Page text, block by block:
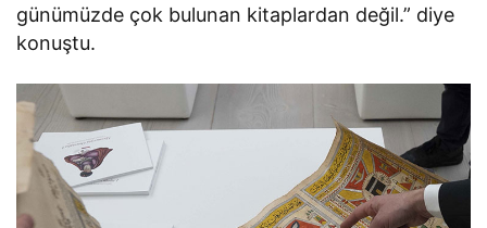
günümüzde çok bulunan kitaplardan değil.” diye
konuştu.